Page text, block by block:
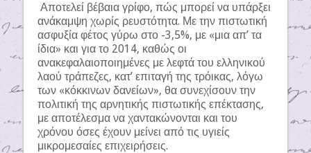
Αποτελεί βέβαια γρίφο, πώς μπορεί να υπάρξει
ανάκαμψη χωρίς ρευστότητα. Με την πιστωτική
ασφυξία φέτος γύρω στο -3,5%, με «μια απ’ τα
ίδια» και για το 2014, καθώς οι
ανακεφαλαιοποιημένες με λεφτά του ελληνικού
λαού τράπεζες, κατ’ επιταγή της τρόικας, λόγω
των «κόκκινων δανείων», θα συνεχίσουν την
πολιτική της αρνητικής πιστωτικής επέκτασης,
με αποτέλεσμα να χαντακώνονται και του
χρόνου όσες έχουν μείνει από τις υγιείς
μικρομεσαίες επιχειρήσεις.